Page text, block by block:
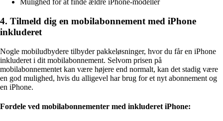
Mulighed for at finde ældre iPhone-modeller
4. Tilmeld dig en mobilabonnement med iPhone
inkluderet
Nogle mobiludbydere tilbyder pakkeløsninger, hvor du får en iPhone
inkluderet i dit mobilabonnement. Selvom prisen på
mobilabonnementet kan være højere end normalt, kan det stadig være
en god mulighed, hvis du alligevel har brug for et nyt abonnement og
en iPhone.
Fordele ved mobilabonnementer med inkluderet iPhone: